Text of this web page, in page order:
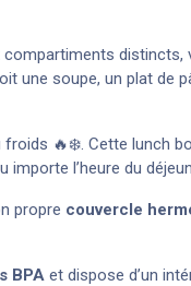
une soupe, un plat de
🔥❄️. Cette lunch
l’heure du
propre couvercle
BPA et dispose d’un